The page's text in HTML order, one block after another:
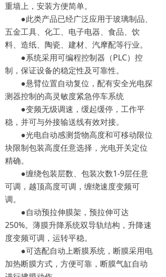
重墙上，安装方便简单。
●此类产品已经广泛应用于玻璃制品、
五金工具、化工、电子电器、食品、饮
料、造纸、陶瓷、建材、汽摩配等行业。
●系统采用可编程控制器（PLC）控
制，保证设备的稳定性及可靠性。
●悬臂位置自动复位，配有安全光电探
测器控制的高灵敏度紧急停车系统
●变频无级调速，缓起缓停，工作平
稳，并可与外接输送线有效对接。
●光电自动感测货物高度和可移动限位
块限制包装高度任意选择，光电开关定位
精确。
●缠绕包装层数、包装次数1-9层任意
可调，越顶高度可调，缠绕速度变频可
调。
●自动预拉伸膜架，预拉伸可达
250%。薄膜升降系统双导轨结构，升降速
度变频可调，运转平稳。
●可选配自动上断膜系统，断膜采用电
加热断膜方式，方便可靠，断膜气缸自动